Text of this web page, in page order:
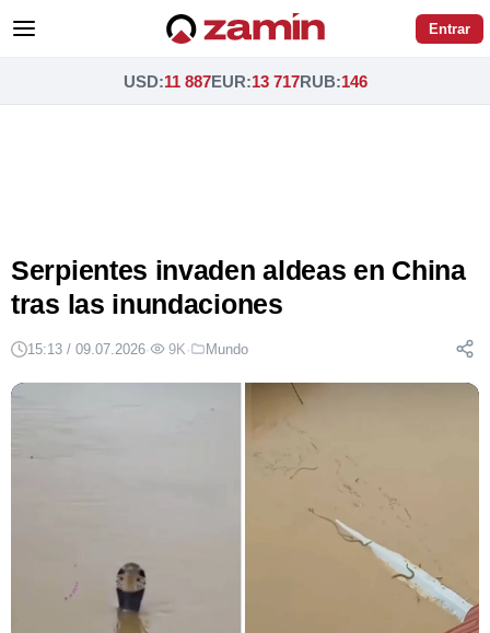
Entrar
USD:11 887EUR:13 717RUB:146
Serpientes invaden aldeas en China
tras las inundaciones
15:13 / 09.07.2026· 9K· Mundo